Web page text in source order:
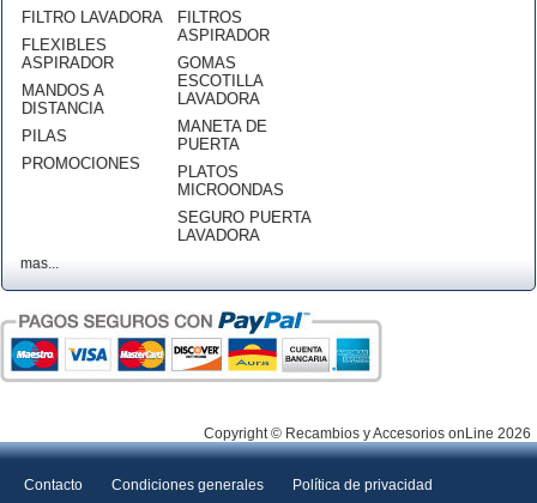
FILTRO LAVADORA
FLEXIBLES
ASPIRADOR
MANDOS A
DISTANCIA
PILAS
PROMOCIONES
FILTROS
ASPIRADOR
GOMAS
ESCOTILLA
LAVADORA
MANETA DE
PUERTA
PLATOS
MICROONDAS
SEGURO PUERTA
LAVADORA
mas...
Copyright © Recambios y Accesorios onLine 2026
Contacto Condiciones generales Política de privacidad